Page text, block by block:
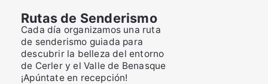
Rutas de Senderismo
Cada día organizamos una ruta
de senderismo guiada para
descubrir la belleza del entorno
de Cerler y el Valle de Benasque
¡Apúntate en recepción!